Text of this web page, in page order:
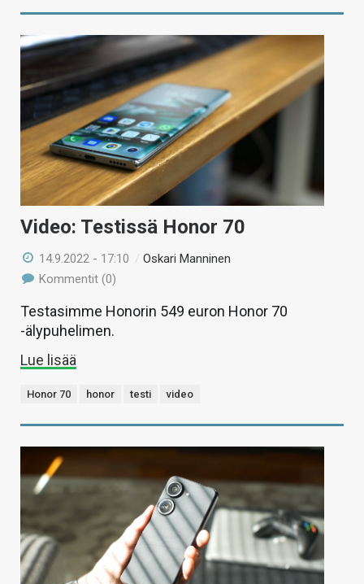
Video: Testissä Honor 70
14.9.2022 - 17:10 /Oskari Manninen
Kommentit (0)
Testasimme Honorin 549 euron Honor 70
-älypuhelimen.
Lue lisää
Honor 70 honor testi video